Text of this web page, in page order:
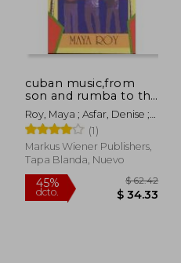
40% $ 44.96
cuban music,from
son and rumba to the
buena vista social
club and timba
cubana (en Inglés)
Roy, Maya ; Asfar, Denise ;
Asfar, Gabriel(1)
Markus Wiener Publishers,
Tapa Blanda, Nuevo